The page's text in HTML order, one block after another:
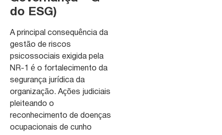
do ESG)
A principal consequência da
gestão de riscos
psicossociais exigida pela
NR-1 é o fortalecimento da
segurança jurídica da
organização. Ações judiciais
pleiteando o
reconhecimento de doenças
ocupacionais de cunho